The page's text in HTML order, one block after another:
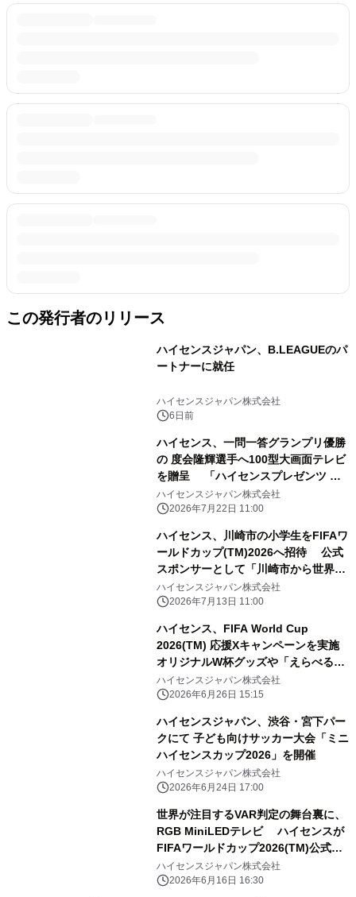
この発行者のリリース
ハイセンスジャパン、B.LEAGUEのパ
ートナーに就任
ハイセンスジャパン株式会社
6日前
ハイセンス、一問一答グランプリ優勝
の 度会隆輝選手へ100型大画面テレビ
を贈呈 「ハイセンスプレゼンツ 横
浜DeNAベイスターズのここだけの話
2026」 チャレンジ企画で見事優勝
ハイセンスジャパン株式会社
2026年7月22日 11:00
ハイセンス、川崎市の小学生をFIFAワ
ールドカップ(TM)2026へ招待 公式
スポンサーとして「川崎市から世界
へ」を実施
ハイセンスジャパン株式会社
2026年7月13日 11:00
ハイセンス、FIFA World Cup
2026(TM) 応援Xキャンペーンを実施
オリジナルW杯グッズや「えらべる
Pay」が その場で当たるキャンペーン
を展開
ハイセンスジャパン株式会社
2026年6月26日 15:15
ハイセンスジャパン、渋谷・宮下パー
クにて 子ども向けサッカー大会「ミニ
ハイセンスカップ2026」を開催
ハイセンスジャパン株式会社
2026年6月24日 17:00
世界が注目するVAR判定の舞台裏に、
RGB MiniLEDテレビ ハイセンスが
FIFAワールドカップ2026(TM)公式
VARレビューテレビプロバイダーとし
て大会を支援
ハイセンスジャパン株式会社
2026年6月16日 16:30